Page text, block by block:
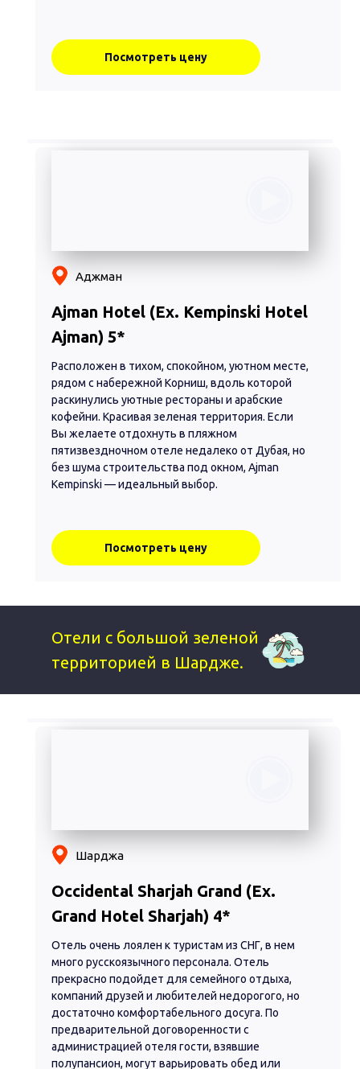
Посмотреть цену
Расположен в тихом, спокойном, уютном месте,
рядом с набережной Корниш, вдоль которой
раскинулись уютные рестораны и арабские
кофейни. Красивая зеленая территория. Если
Вы желаете отдохнуть в пляжном
пятизвездночном отеле недалеко от Дубая, но
без шума строительства под окном, Ajman
Kempinski — идеальный выбор.
Ajman Hotel (Ex. Kempinski Hotel
Ajman) 5*
Посмотреть цену
Аджман
Отели с большой зеленой
территорией в Шардже.
Отель очень лоялен к туристам из СНГ, в нем
много русскоязычного персонала. Отель
прекрасно подойдет для семейного отдыха,
компаний друзей и любителей недорогого, но
достаточно комфортабельного досуга. По
предварительной договоренности с
администрацией отеля гости, взявшие
полупансион, могут варьировать обед или
Occidental Sharjah Grand (Ex.
Grand Hotel Sharjah) 4*
Шарджа